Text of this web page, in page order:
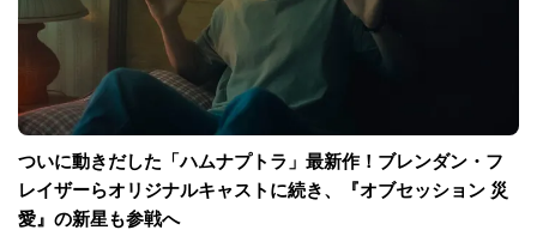
ついに動きだした「ハムナプトラ」最新作！ブレンダン・フ
レイザーらオリジナルキャストに続き、『オブセッション 災
愛』の新星も参戦へ